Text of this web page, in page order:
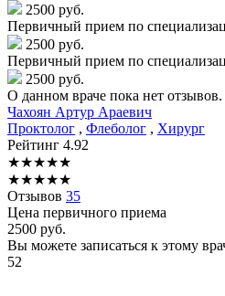
2500 руб.
Первичный прием по
2500 руб.
Первичный прием по
2500 руб.
О данном враче пока нет отзывов.
Чахоян Артур Араевич
Проктолог , Флеболог , Хирург
Рейтинг 4.92
★★★★★
★★★★★
Отзывов 35
Цена первичного приема
2500 руб.
Вы можете записаться к этому
52